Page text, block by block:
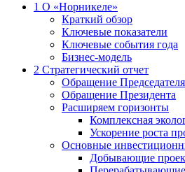
1 О «Норникеле»
Краткий обзор
Ключевые показатели
Ключевые события года
Бизнес-модель
2 Стратегический отчет
Обращение
Обращение Президента
Расширяем горизонты
Комплексная
Ускорение роста
Основные
Добывающие